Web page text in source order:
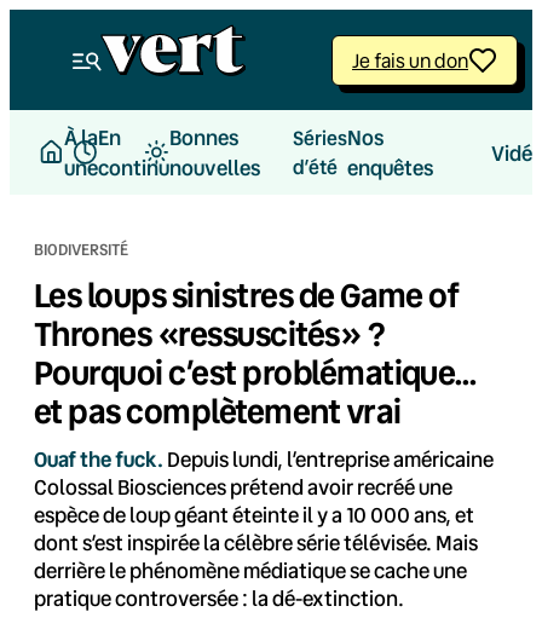
Je fais un don
À la
une
En
continu
Bonnes
nouvelles
Séries
d’été
Nos
enquêtes
BIODIVERSITÉ
Les loups sinistres de Game of
Thrones «ressuscités» ?
Pourquoi c’est problématique…
et pas complètement vrai
Ouaf the fuck. Depuis lundi, l’entreprise américaine
Colossal Biosciences prétend avoir recréé une
espèce de loup géant éteinte il y a 10 000 ans, et
dont s’est inspirée la célèbre série télévisée. Mais
derrière le phénomène médiatique se cache une
pratique controversée : la dé-extinction.